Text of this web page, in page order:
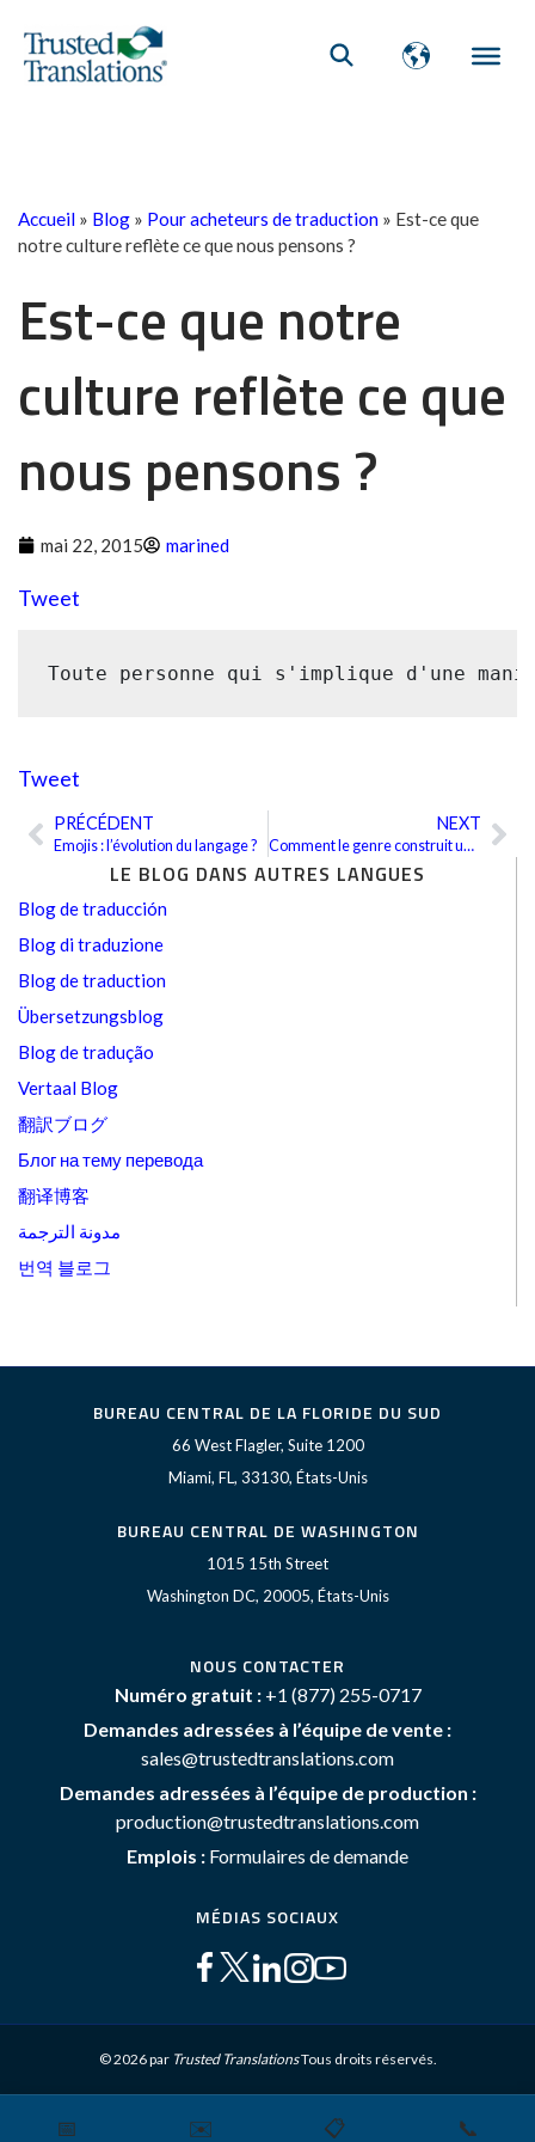
LE BLOG DANS AUTRES LANGUES
Blog de traducción
Blog di traduzione
Blog de traduction
Übersetzungsblog
Blog de tradução
Vertaal Blog
翻訳ブログ
Блог на тему перевода
翻译博客
مدونة الترجمة
번역 블로그
Accueil » Blog » Pour acheteurs de traduction » Est-ce que
notre culture reflète ce que nous pensons ?
Est-ce que notre
culture reflète ce que
nous pensons ?
mai 22, 2015 marined
Tweet
Toute personne qui s'implique d'une
Tweet
Précédent
PRÉCÉDENT
Emojis : l’évolution du langage ?
NEXT
Comment le genre construit une barrière de langue
BUREAU CENTRAL DE LA FLORIDE DU SUD
66 West Flagler, Suite 1200
Miami, FL, 33130, États-Unis
BUREAU CENTRAL DE WASHINGTON
1015 15th Street
Washington DC, 20005, États-Unis
NOUS CONTACTER
Numéro gratuit : +1 (877) 255-0717
Demandes adressées à l’équipe de vente :
sales@trustedtranslations.com
Demandes adressées à l’équipe de production :
production@trustedtranslations.com
Emplois : Formulaires de demande
MÉDIAS SOCIAUX
© 2026 par Trusted TranslationsTous droits réservés.
Plan du site Conditions générales Politique de Confidentialité
📅 ✉️ 📋 📞